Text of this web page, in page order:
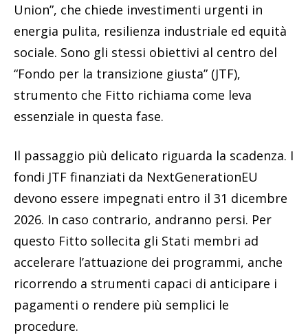
Union”, che chiede investimenti urgenti in
energia pulita, resilienza industriale ed equità
sociale. Sono gli stessi obiettivi al centro del
“Fondo per la transizione giusta” (JTF),
strumento che Fitto richiama come leva
essenziale in questa fase.
Il passaggio più delicato riguarda la scadenza. I
fondi JTF finanziati da NextGenerationEU
devono essere impegnati entro il 31 dicembre
2026. In caso contrario, andranno persi. Per
questo Fitto sollecita gli Stati membri ad
accelerare l’attuazione dei programmi, anche
ricorrendo a strumenti capaci di anticipare i
pagamenti o rendere più semplici le
procedure.